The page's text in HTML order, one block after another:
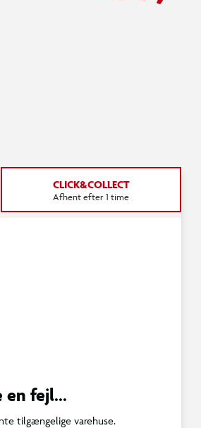
CLICK&COLLECT
Afhent efter 1 time
en fejl...
tilgængelige varehuse.